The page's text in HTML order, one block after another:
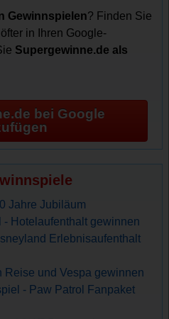
Gewinnspielen? Finden Sie
in Ihren Google-
Supergewinne.de als
bei Google
Jahre Jubiläum
Hotelaufenthalt gewinnen
Erlebnisaufenthalt
Reise und Vespa gewinnen
- Paw Patrol Fanpaket